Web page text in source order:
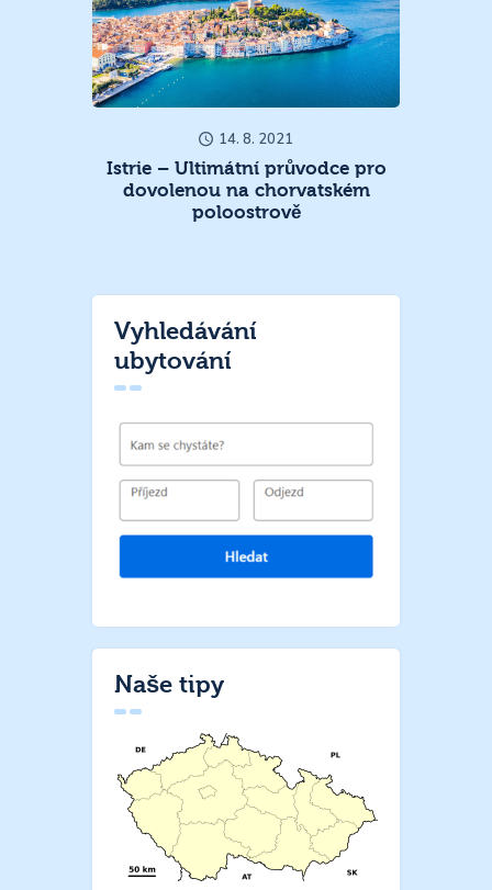
14. 8. 2021
Istrie – Ultimátní průvodce pro
dovolenou na chorvatském
poloostrově
Vyhledávání
ubytování
Naše tipy